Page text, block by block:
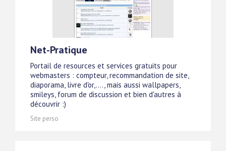
Net-Pratique
Portail de resources et services gratuits pour
webmasters : compteur, recommandation de site,
diaporama, livre d'or,...., mais aussi wallpapers,
smileys, forum de discussion et bien d'autres à
découvrir :)
Site perso